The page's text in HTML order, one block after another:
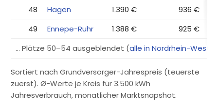
48
Hagen 1.390 €
936 €
49
Ennepe-Ruhr 1.388 €
925 €
… Plätze 50–54 ausgeblendet (alle in Nordrhein-
Sortiert nach Grundversorger-Jahrespreis (teuerste
zuerst). Ø-Werte je Kreis für 3.500 kWh
Jahresverbrauch, monatlicher Marktsnapshot.